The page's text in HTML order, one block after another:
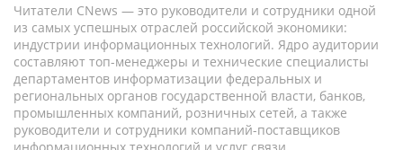
Читатели CNews — это руководители и сотрудники одной
из самых успешных отраслей российской экономики:
индустрии информационных технологий. Ядро аудитории
составляют топ-менеджеры и технические специалисты
департаментов информатизации федеральных и
региональных органов государственной власти, банков,
промышленных компаний, розничных сетей, а также
руководители и сотрудники компаний-поставщиков